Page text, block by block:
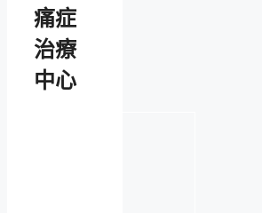
痛症
治療
中心